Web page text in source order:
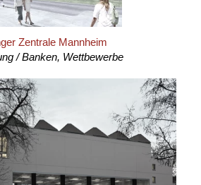
Zentrale Mannheim
/ Banken, Wettbewerbe